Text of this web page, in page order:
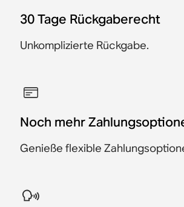
30 Tage Rückgaberecht
Unkomplizierte Rückgabe.
Noch mehr
Genieße flexible